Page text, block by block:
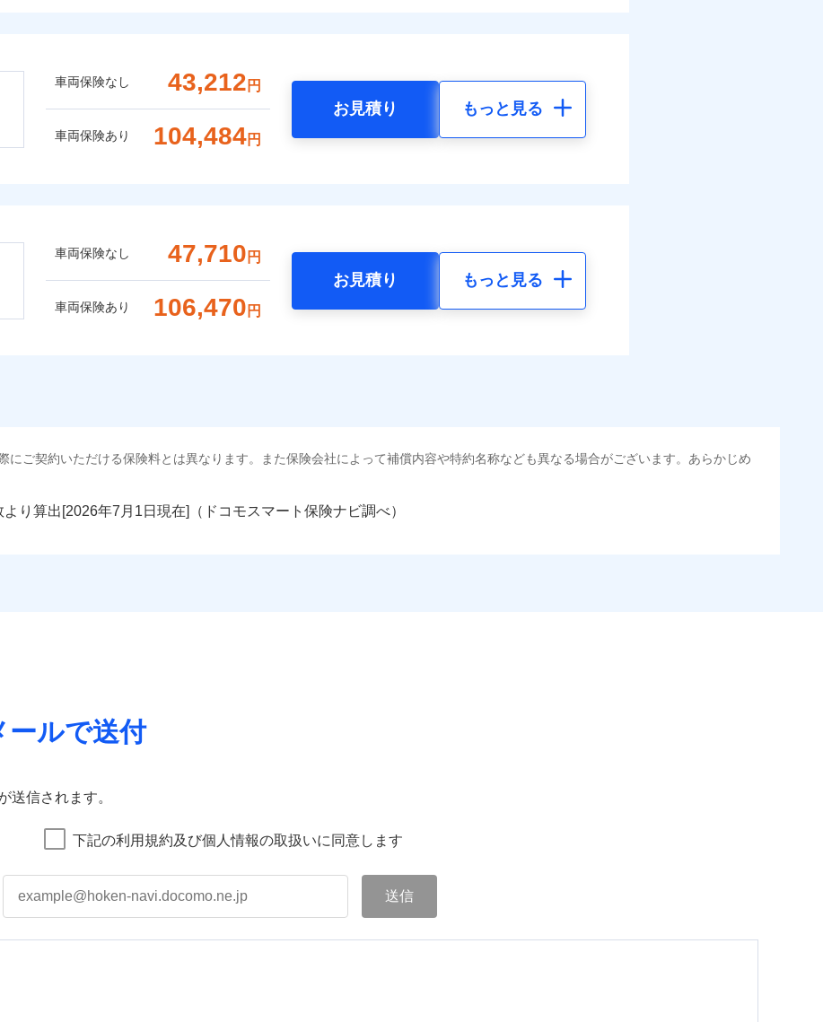
車両保険なし 43,212 円
車両保険あり 104,484円
お見積り もっと見る
車両保険なし 47,710 円
車両保険あり 106,470 円
お見積り もっと見る
にご契約いただける保険料とは異なります。また保険会社によって補償内容や特約名称なども異なる場合がございます。あらかじめ
より算出[ 年 月 日現在]（ドコモスマート保険ナビ調べ）
ールで送付
送信されます。
下記の利用規約及び個人情報の取扱いに同意します